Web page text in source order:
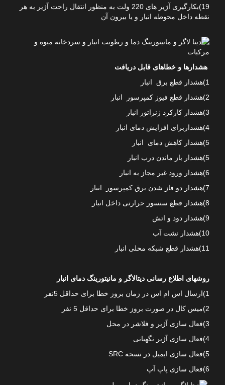
19)بکارگیری آژیر های 220 ولت به منظور انتقال راحت آژیر به هر
نقطه داخل محوطه انبار و یا بیرون آن
هشدارها و خطاهای قابل دریافت
1)هشدار قطع برق انبار
2)هشدار قطع فیوز کمپرسور انبار
3)هشدار کارکرد ژنراتور انبار
4)هشداربرای افزایش دمای انبار
5)هشدار کاهش دمای انبار
5)هشدار باز ماندن درب انبار
6)هشدار ورود غیر مجاز به انبار
7)هشدار دو فاز شدن برق کمپرسور انبار
8)هشدار قطع سنسور حرارتی داخل انبار
9)هشدار دود و اتش
10)هشدار نشت آب
11)هشدار قطع شبکه محلی انبار
روشهای اطلاع رسانی دیتالاگر و مانیتورینگ دمای انبار
1)ارسال اس ام اس در زمان بروز خطا برای حداقل 5نفر
2)میس کال در صورت بروز خطا برای حداقل 5 نفر
3)فعال سازی آژیر و فلاشر در محل
4)فعال سازی آژیر نگهبانی
5)فعال سازی ایمیل در نسحه SRC
6)فعال سازی پاپ آپ